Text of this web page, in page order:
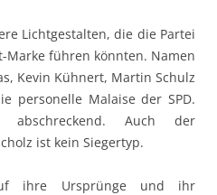
Lichtgestalten, die die Partei
Marke führen könnten. Namen
Kevin Kühnert, Martin Schulz
personelle Malaise der SPD.
abschreckend. Auch der
ist kein Siegertyp.
ihre Ursprünge und ihr